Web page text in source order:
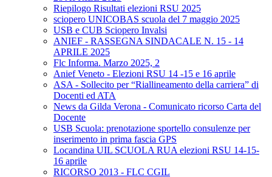
Riepilogo Risultati elezioni RSU 2025
sciopero UNICOBAS scuola del 7 maggio 2025
USB e CUB Sciopero Invalsi
ANIEF - RASSEGNA SINDACALE N. 15 - 14
APRILE 2025
Flc Informa. Marzo 2025, 2
Anief Veneto - Elezioni RSU 14 -15 e 16 aprile
ASA - Sollecito per “Riallineamento della carriera” di
Docenti ed ATA
News da Gilda Verona - Comunicato ricorso Carta del
Docente
USB Scuola: prenotazione sportello consulenze per
inserimento in prima fascia GPS
Locandina UIL SCUOLA RUA elezioni RSU 14-15-
16 aprile
RICORSO 2013 - FLC CGIL